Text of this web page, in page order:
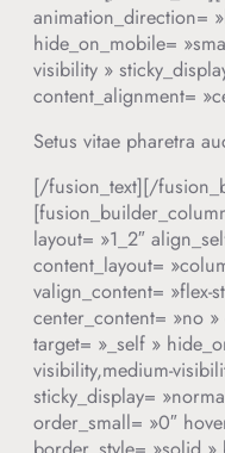
animation_direction=
hide_on_mobile=
visibility »
content_alignment=
Setus vitae pharetra
[/fusion_text][/
layout= »1_2″
content_layout=
valign_content= »flex-
center_content= »no
target= »_self »
visibility,medium-
sticky_display=
order_small= »0″